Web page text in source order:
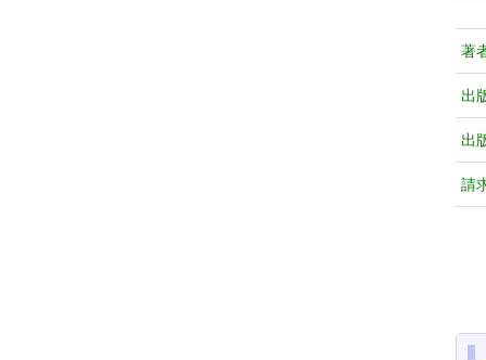
著
出
出
請